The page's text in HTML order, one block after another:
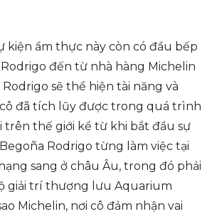
kiện ẩm thực này còn có đầu bếp
đến từ nhà hàng Michelin
Rodrigo sẽ thể hiện tài năng và
đã tích lũy được trong quá trình
trên thế giới kể từ khi bắt đầu sự
Rodrigo từng làm việc tại
sang ở châu Âu, trong đó phải
giải trí thượng lưu Aquarium
Michelin, nơi cô đảm nhận vai